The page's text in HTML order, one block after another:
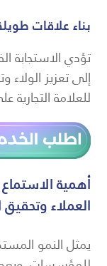
بناء علاقات
تؤدي الاستجابة
إلى تعزيز
للعلامة
أهمية
العملاء وتحقيق
يمثل النمو